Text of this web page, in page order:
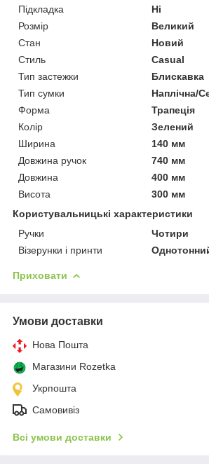
Підкладка
Ні
Розмір
Великий
Стан
Новий
Стиль
Casual
Тип застежки
Блискавка
Тип сумки
Наплічна/
Форма
Трапеція
Колір
Зелений
Ширина
140 мм
Довжина ручок
740 мм
Довжина
400 мм
Висота
300 мм
Користувальницькі характеристики
Ручки
Чотири
Візерунки і принти
Приховати
Умови доставки
Нова Пошта
Магазини Rozetka
Укрпошта
Самовивіз
Всі умови доставки